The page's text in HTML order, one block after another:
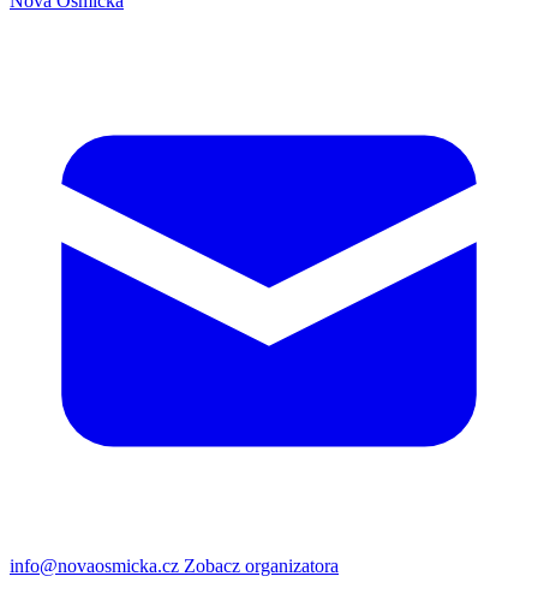
info@novaosmicka.cz Zobacz organizatora